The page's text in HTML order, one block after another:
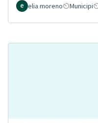
elia moreno
Municipi